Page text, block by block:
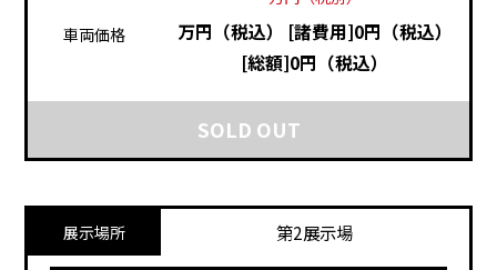
車両価格 万円（税込）
[諸費用]0円（税込）
[総額]0円（税込）
SOLD OUT
展示場所 第2展示場